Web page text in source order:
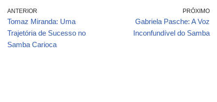
ANTERIOR
Tomaz Miranda: Uma
Trajetória de Sucesso no
Samba Carioca
PRÓXIMO
Gabriela Pasche: A Voz
Inconfundível do Samba